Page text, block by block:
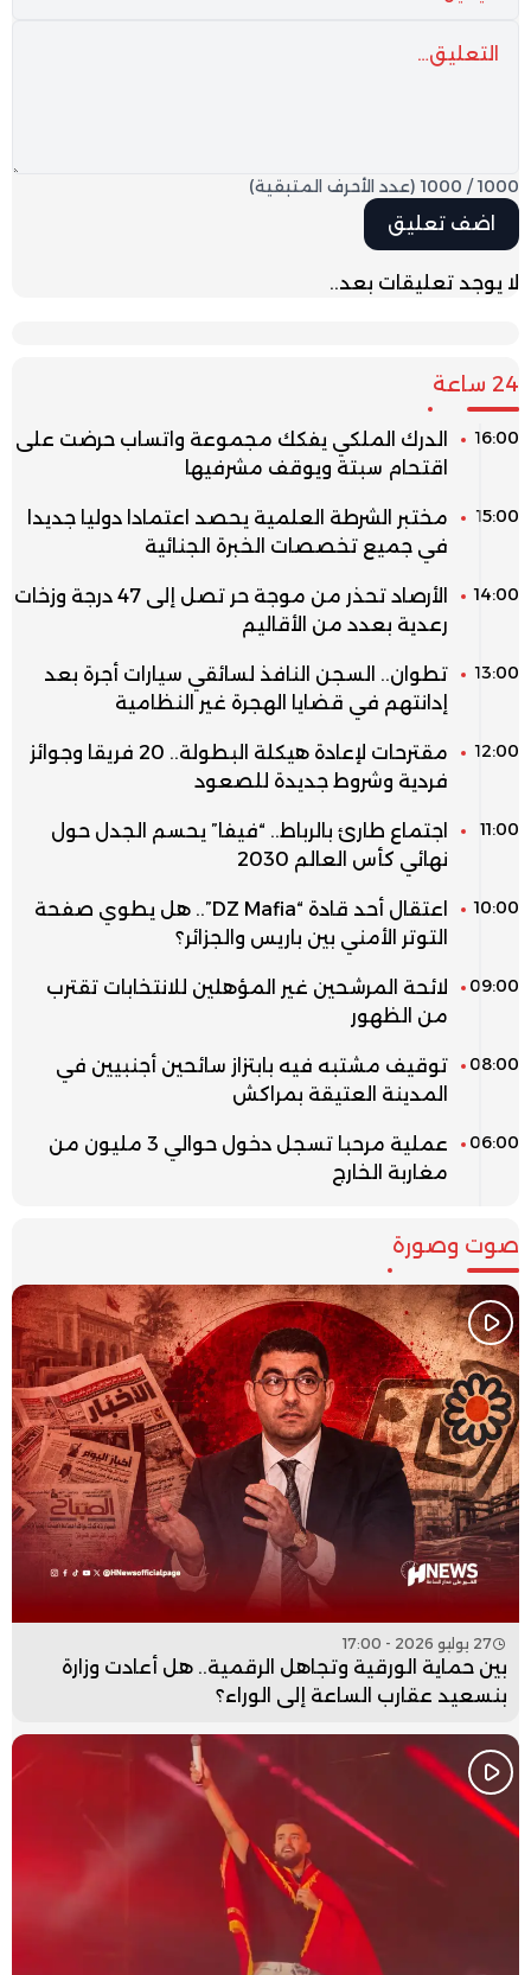
1000
/
1000 (عدد الأحرف المتبقية)
لا يوجد تعليقات بعد..
24 ساعة
16:00
الدرك الملكي يفكك مجموعة واتساب حرضت على
اقتحام سبتة ويوقف مشرفيها
15:00
مختبر الشرطة العلمية يحصد اعتمادا دوليا جديدا
في جميع تخصصات الخبرة الجنائية
14:00
الأرصاد تحذر من موجة حر تصل إلى 47 درجة وزخات
رعدية بعدد من الأقاليم
13:00
تطوان.. السجن النافذ لسائقي سيارات أجرة بعد
إدانتهم في قضايا الهجرة غير النظامية
12:00
مقترحات لإعادة هيكلة البطولة.. 20 فريقا وجوائز
فردية وشروط جديدة للصعود
11:00
اجتماع طارئ بالرباط.. “فيفا” يحسم الجدل حول
نهائي كأس العالم 2030
10:00
اعتقال أحد قادة “DZ Mafia”.. هل يطوي صفحة
التوتر الأمني بين باريس والجزائر؟
09:00
لائحة المرشحين غير المؤهلين للانتخابات تقترب
من الظهور
08:00
توقيف مشتبه فيه بابتزاز سائحين أجنبيين في
المدينة العتيقة بمراكش
06:00
عملية مرحبا تسجل دخول حوالي 3 مليون من
مغاربة الخارج
صوت وصورة
27 يوليو 2026 - 17:00
بين حماية الورقية وتجاهل الرقمية.. هل أعادت وزارة
بنسعيد عقارب الساعة إلى الوراء؟